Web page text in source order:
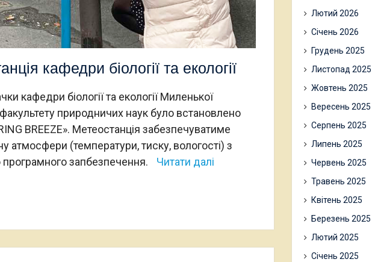
кафедри біології та екології
кафедри біології та екології Миленької
природничих наук було встановлено
BREEZE». Метеостанція забезпечуватиме
атмосфери (температури, тиску, вологості) з
запбезпечення.
Читати далі
Лютий 2026
Січень 2026
Грудень 2025
Листопад 2025
Жовтень 2025
Вересень 2025
Серпень 2025
Липень 2025
Червень 2025
Травень 2025
Квітень 2025
Березень 2025
Лютий 2025
Січень 2025